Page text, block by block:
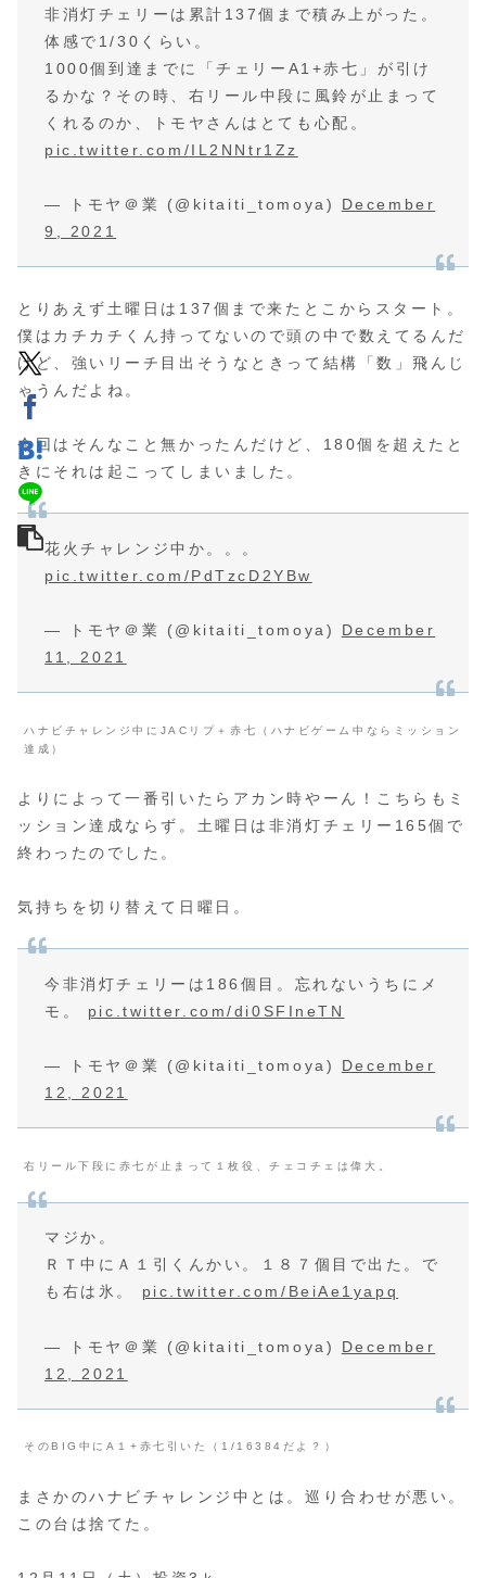
非消灯チェリーは累計137個まで積み上がった。
体感で1/30くらい。
1000個到達までに「チェリーA1+赤七」が引け
るかな？その時、右リール中段に風鈴が止まって
くれるのか、トモヤさんはとても心配。
pic.twitter.com/IL2NNtr1Zz
— トモヤ＠業 (@kitaiti_tomoya) December
9, 2021
とりあえず土曜日は137個まで来たとこからスタート。
僕はカチカチくん持ってないので頭の中で数えてるんだ
けど、強いリーチ目出そうなときって結構「数」飛んじ
ゃうんだよね。
今回はそんなこと無かったんだけど、180個を超えたと
きにそれは起こってしまいました。
花火チャレンジ中か。。。
pic.twitter.com/PdTzcD2YBw
— トモヤ＠業 (@kitaiti_tomoya) December
11, 2021
ハナビチャレンジ中にJACリプ＋赤七（ハナビゲーム中ならミッション
達成）
よりによって一番引いたらアカン時やーん！こちらもミ
ッション達成ならず。土曜日は非消灯チェリー165個で
終わったのでした。
気持ちを切り替えて日曜日。
今非消灯チェリーは186個目。忘れないうちにメ
モ。 pic.twitter.com/di0SFIneTN
— トモヤ＠業 (@kitaiti_tomoya) December
12, 2021
右リール下段に赤七が止まって１枚役、チェコチェは偉大。
マジか。
ＲＴ中にＡ１引くんかい。１８７個目で出た。で
も右は氷。 pic.twitter.com/BeiAe1yapq
— トモヤ＠業 (@kitaiti_tomoya) December
12, 2021
そのBIG中にA１+赤七引いた（1/16384だよ？）
まさかのハナビチャレンジ中とは。巡り合わせが悪い。
この台は捨てた。